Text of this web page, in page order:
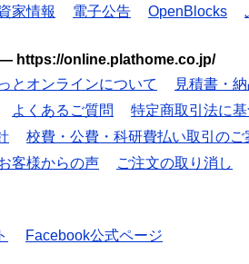
家情報 電子公告 OpenBlocks
https://online.plathome.co.jp/
とオンラインについて
見積書・
よくあるご質問
特定商取引法に
校費・公費・科研費払い取引のご
客様からの声 ご注文の取り消し
Facebook公式ページ